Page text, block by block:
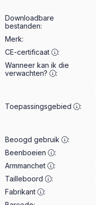
Downloadbare
bestanden:
Merk:
CE-certificaat
:
Wanneer kan ik die
verwachten?
:
Toepassingsgebied :
Beoogd gebruik
:
Beenboeien
:
Armmanchet
:
Tailleboord
:
Fabrikant
: